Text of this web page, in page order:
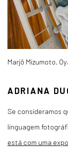
Marjô Mizumoto,
ADRIANA
Se consideramos
linguagem
está com uma